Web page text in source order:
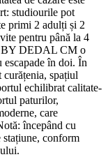
studiourile pot
primi 2 adulți și 2
pentru până la 4
BY DEDAL CM o
escapade în doi. În
spațiul
echilibrat calitate-
paturilor,
care
începând cu
stațiune, conform